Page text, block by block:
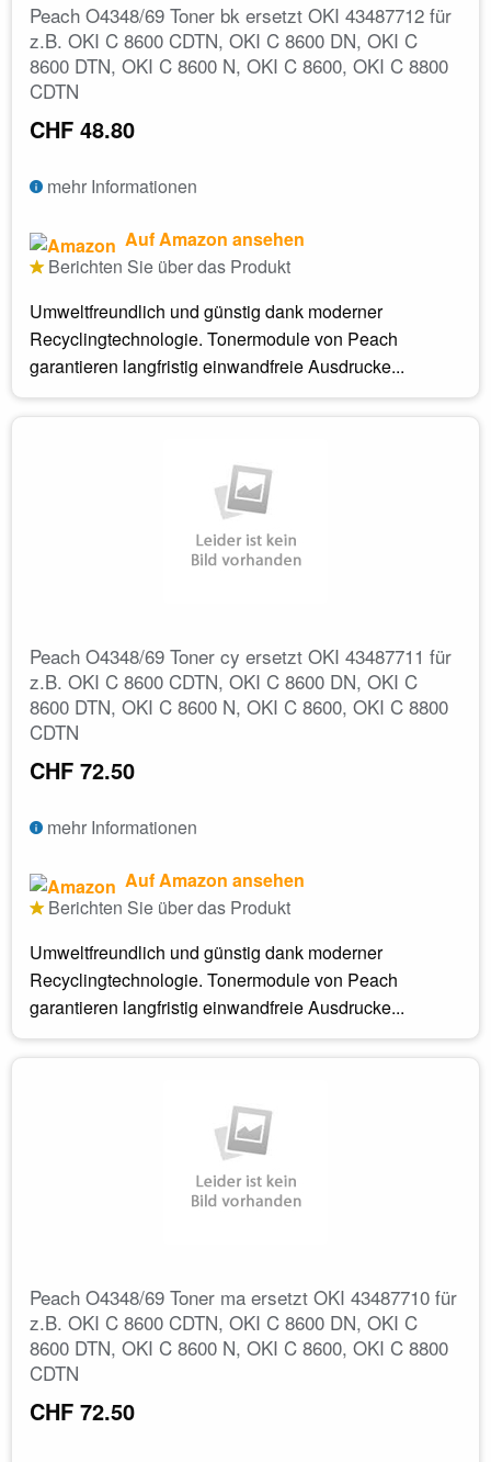
Peach O4348/69 Toner bk ersetzt OKI 43487712 für
z.B. OKI C 8600 CDTN, OKI C 8600 DN, OKI C
8600 DTN, OKI C 8600 N, OKI C 8600, OKI C 8800
CDTN
CHF 48.80
mehr Informationen
Auf Amazon ansehen
Berichten Sie über das Produkt
Umweltfreundlich und günstig dank moderner
Recyclingtechnologie. Tonermodule von Peach
garantieren langfristig einwandfreie Ausdrucke...
Peach O4348/69 Toner cy ersetzt OKI 43487711 für
z.B. OKI C 8600 CDTN, OKI C 8600 DN, OKI C
8600 DTN, OKI C 8600 N, OKI C 8600, OKI C 8800
CDTN
CHF 72.50
mehr Informationen
Auf Amazon ansehen
Berichten Sie über das Produkt
Umweltfreundlich und günstig dank moderner
Recyclingtechnologie. Tonermodule von Peach
garantieren langfristig einwandfreie Ausdrucke...
Peach O4348/69 Toner ma ersetzt OKI 43487710 für
z.B. OKI C 8600 CDTN, OKI C 8600 DN, OKI C
8600 DTN, OKI C 8600 N, OKI C 8600, OKI C 8800
CDTN
CHF 72.50